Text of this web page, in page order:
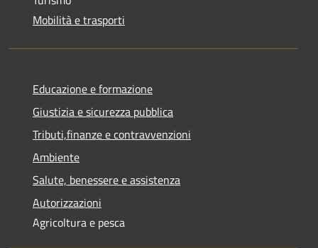
Mobilità e trasporti
Educazione e formazione
Giustizia e sicurezza pubblica
Tributi,finanze e contravvenzioni
Ambiente
Salute, benessere e assistenza
Autorizzazioni
Agricoltura e pesca